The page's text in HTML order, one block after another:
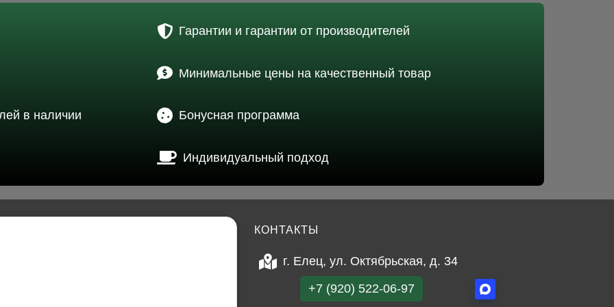
в наличии
Гарантии и гарантии от производителей
Минимальные цены на качественный товар
Бонусная программа
Индивидуальный подход
КОНТАКТЫ
г. Елец, ул. Октябрьская, д. 34
+7 (920) 522-06-97